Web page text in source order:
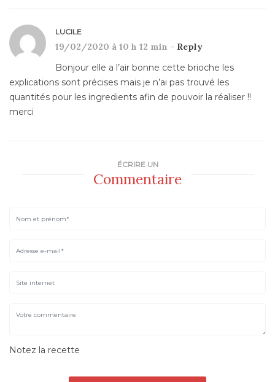
LUCILE
19/02/2020 à 10 h 12 min - Reply
Bonjour elle a l’air bonne cette brioche les
explications sont précises mais je n’ai pas trouvé les
quantités pour les ingredients afin de pouvoir la réaliser !!
merci
ÉCRIRE UN
Commentaire
Notez la recette